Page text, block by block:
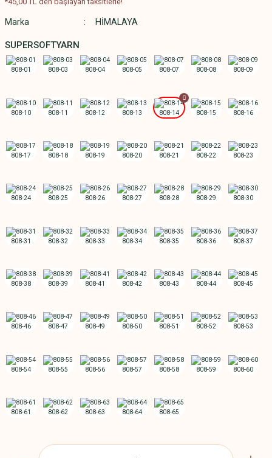
Marka HİMALAYA
SUPERSOFTYARN